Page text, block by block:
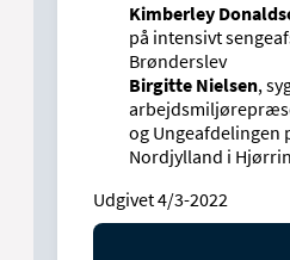
Kimberley
på intensivt
Brønderslev
Birgitte Nielsen,
og Ungeafdelingen
Nordjylland i
Udgivet 4/3-2022